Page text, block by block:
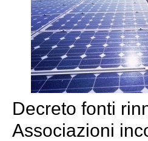
Decreto fonti
Associazioni